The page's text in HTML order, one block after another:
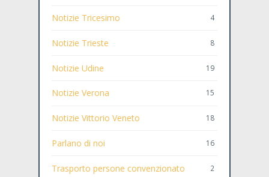
Notizie Tricesimo 4
Notizie Trieste 8
Notizie Udine 19
Notizie Verona 15
Notizie Vittorio Veneto 18
Parlano di noi 16
Trasporto persone convenzionato 2